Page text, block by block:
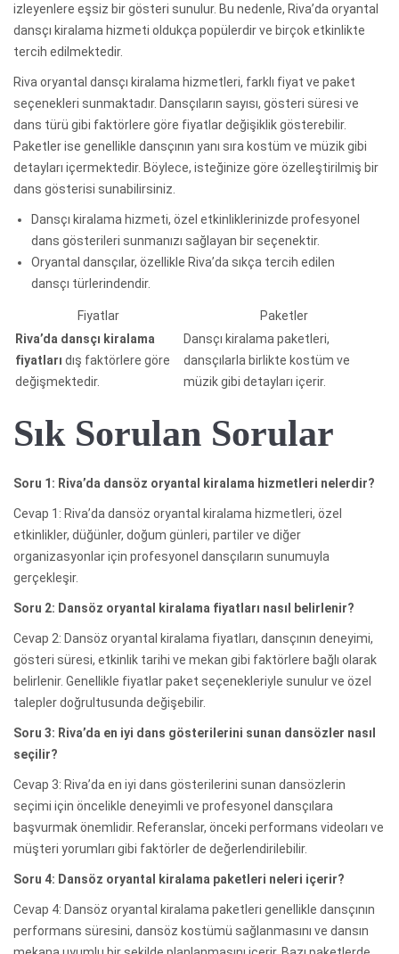
izleyenlere eşsiz bir gösteri sunulur. Bu nedenle, Riva’da oryantal
dansçı kiralama hizmeti oldukça popülerdir ve birçok etkinlikte
tercih edilmektedir.
Riva oryantal dansçı kiralama hizmetleri, farklı fiyat ve paket
seçenekleri sunmaktadır. Dansçıların sayısı, gösteri süresi ve
dans türü gibi faktörlere göre fiyatlar değişiklik gösterebilir.
Paketler ise genellikle dansçının yanı sıra kostüm ve müzik gibi
detayları içermektedir. Böylece, isteğinize göre özelleştirilmiş bir
dans gösterisi sunabilirsiniz.
Dansçı kiralama hizmeti, özel etkinliklerinizde profesyonel
dans gösterileri sunmanızı sağlayan bir seçenektir.
Oryantal dansçılar, özellikle Riva’da sıkça tercih edilen
dansçı türlerindendir.
Fiyatlar
Paketler
Riva’da dansçı kiralama
fiyatları dış faktörlere göre
değişmektedir.
Dansçı kiralama paketleri,
dansçılarla birlikte kostüm ve
müzik gibi detayları içerir.
Sık Sorulan Sorular
Soru 1: Riva’da dansöz oryantal kiralama hizmetleri nelerdir?
Cevap 1: Riva’da dansöz oryantal kiralama hizmetleri, özel
etkinlikler, düğünler, doğum günleri, partiler ve diğer
organizasyonlar için profesyonel dansçıların sunumuyla
gerçekleşir.
Soru 2: Dansöz oryantal kiralama fiyatları nasıl belirlenir?
Cevap 2: Dansöz oryantal kiralama fiyatları, dansçının deneyimi,
gösteri süresi, etkinlik tarihi ve mekan gibi faktörlere bağlı olarak
belirlenir. Genellikle fiyatlar paket seçenekleriyle sunulur ve özel
talepler doğrultusunda değişebilir.
Soru 3: Riva’da en iyi dans gösterilerini sunan dansözler nasıl
seçilir?
Cevap 3: Riva’da en iyi dans gösterilerini sunan dansözlerin
seçimi için öncelikle deneyimli ve profesyonel dansçılara
başvurmak önemlidir. Referanslar, önceki performans videoları ve
müşteri yorumları gibi faktörler de değerlendirilebilir.
Soru 4: Dansöz oryantal kiralama paketleri neleri içerir?
Cevap 4: Dansöz oryantal kiralama paketleri genellikle dansçının
performans süresini, dansöz kostümü sağlanmasını ve dansın